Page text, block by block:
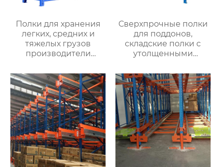
Полки для хранения
легких, средних и
тяжелых грузов
производители
материалов полки для
хранения материалов
среднего размера
съемные стеллажи
Сверхпрочные полки
для поддонов,
складские полки с
утолщенными
промышленные
крупногабаритные
полки для хранения с
высокой нагрузкой,
оптовая торговля